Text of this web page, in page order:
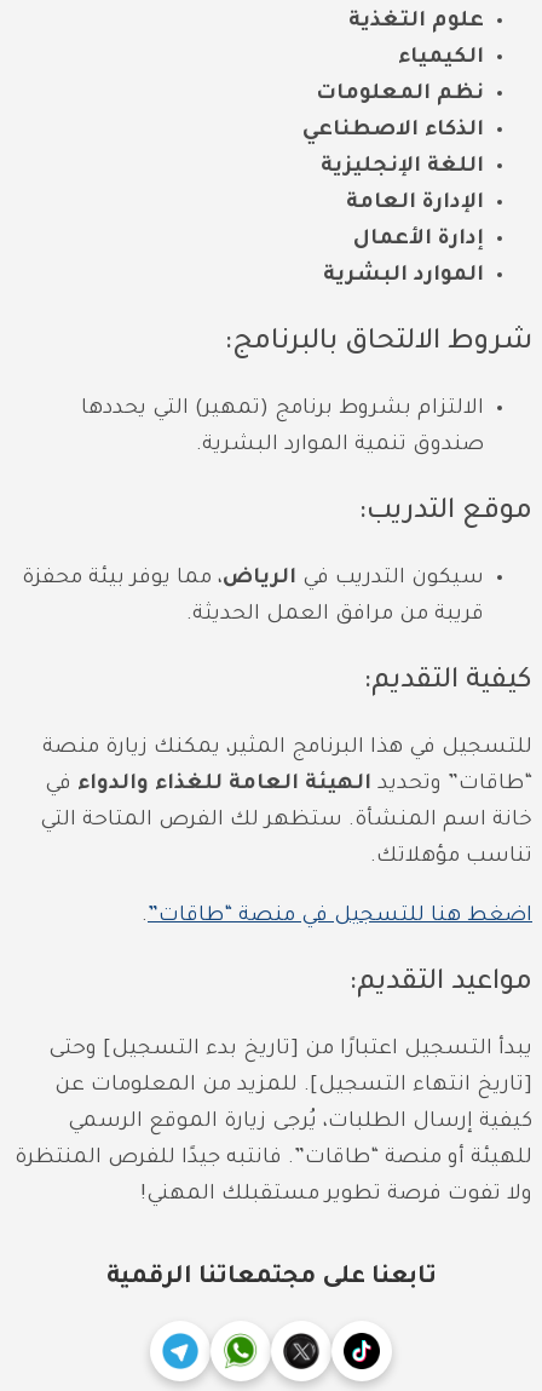
علوم التغذية
الكيمياء
نظم المعلومات
الذكاء الاصطناعي
اللغة الإنجليزية
الإدارة العامة
إدارة الأعمال
الموارد البشرية
شروط الالتحاق بالبرنامج:
الالتزام بشروط برنامج (تمهير) التي يحددها
صندوق تنمية الموارد البشرية.
موقع التدريب:
سيكون التدريب في الرياض، مما يوفر بيئة محفزة
قريبة من مرافق العمل الحديثة.
كيفية التقديم:
للتسجيل في هذا البرنامج المثير، يمكنك زيارة منصة
“طاقات” وتحديد الهيئة العامة للغذاء والدواء في
خانة اسم المنشأة. ستظهر لك الفرص المتاحة التي
تناسب مؤهلاتك.
اضغط هنا للتسجيل في منصة “طاقات”.
مواعيد التقديم:
يبدأ التسجيل اعتبارًا من [تاريخ بدء التسجيل] وحتى
[تاريخ انتهاء التسجيل]. للمزيد من المعلومات عن
كيفية إرسال الطلبات، يُرجى زيارة الموقع الرسمي
للهيئة أو منصة “طاقات”. فانتبه جيدًا للفرص المنتظرة
ولا تفوت فرصة تطوير مستقبلك المهني!
تابعنا على مجتمعاتنا الرقمية